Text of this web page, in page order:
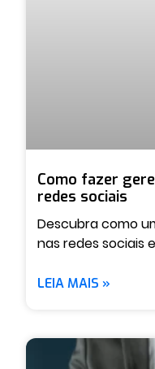
Como fazer
redes sociais
Descubra como
nas redes sociais
LEIA MAIS »